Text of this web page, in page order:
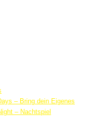
– Bring dein Eigenes
– Nachtspiel